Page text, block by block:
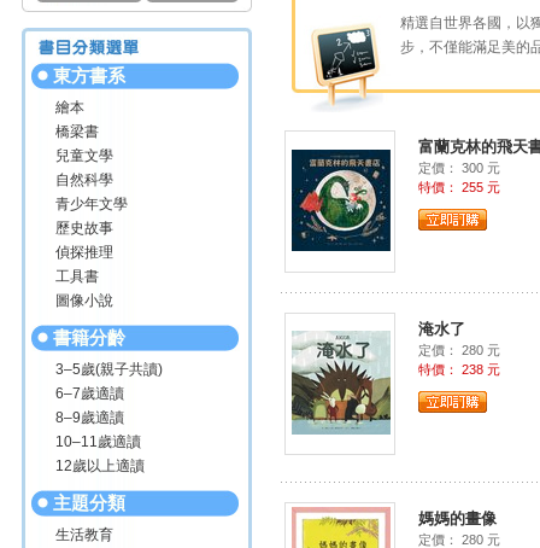
東方書系
繪本
橋梁書
兒童文學
自然科學
青少年文學
歷史故事
偵探推理
工具書
圖像小說
書籍分齡
3–5歲(親子共讀)
6–7歲適讀
8–9歲適讀
10–11歲適讀
12歲以上適讀
主題分類
生活教育
精選自世界各國，以
步，不僅能滿足美的
富蘭克林的飛天
定價： 300 元
特價： 255 元
淹水了
定價： 280 元
特價： 238 元
媽媽的畫像
定價： 280 元